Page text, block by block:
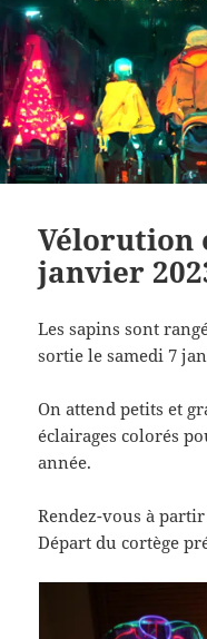
Vélorution
janvier
Les sapins sont
sortie le samedi 7
On attend petits et
éclairages colorés
année.
Rendez-vous à
Départ du cortège